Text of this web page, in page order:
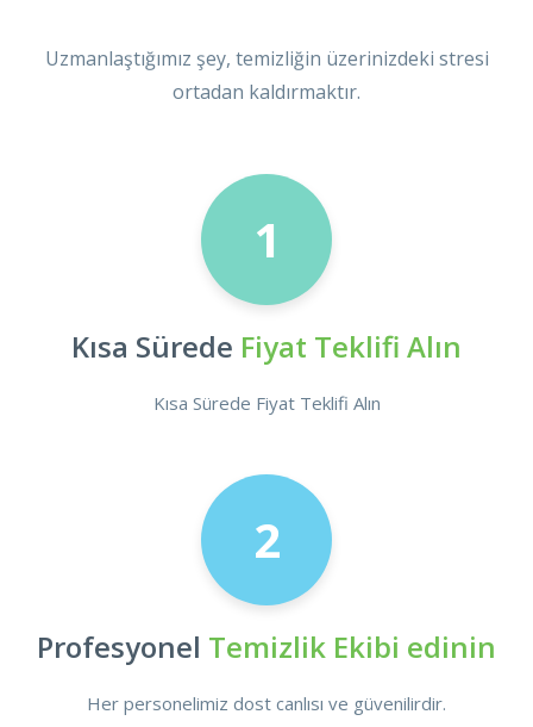
Uzmanlaştığımız şey, temizliğin üzerinizdeki stresi
ortadan kaldırmaktır.
1
Kısa Sürede Fiyat Teklifi Alın
Kısa Sürede Fiyat Teklifi Alın
2
Profesyonel Temizlik Ekibi edinin
Her personelimiz dost canlısı ve güvenilirdir.